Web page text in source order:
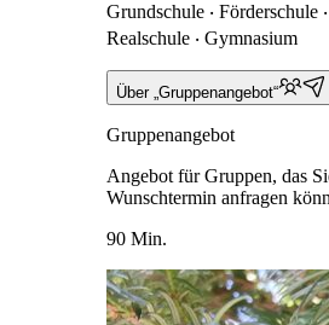
Grundschule ‧ Förderschule
Realschule ‧ Gymnasium
Über „Gruppenangebot“
Gruppenangebot
Angebot für Gruppen, das
Wunschtermin anfragen
90 Min.